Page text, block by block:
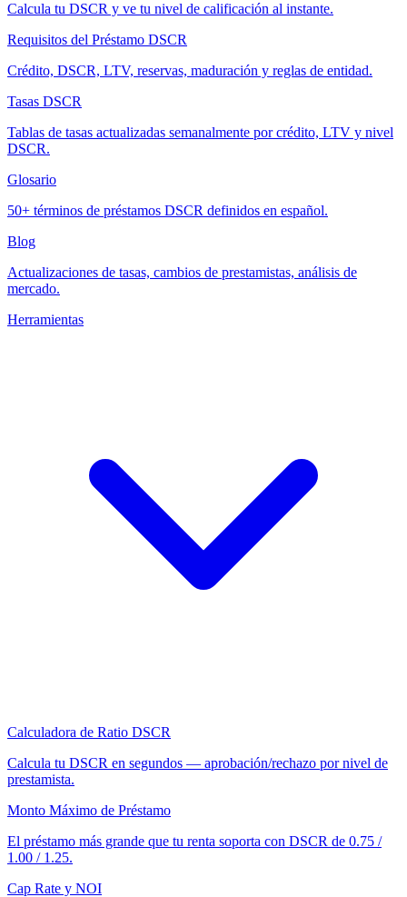
Calcula tu DSCR y ve tu nivel de calificación al instante.
Requisitos del Préstamo DSCR
Crédito, DSCR, LTV, reservas, maduración y reglas de entidad.
Tasas DSCR
Tablas de tasas actualizadas semanalmente por crédito, LTV y nivel
DSCR.
Glosario
50+ términos de préstamos DSCR definidos en español.
Blog
Actualizaciones de tasas, cambios de prestamistas, análisis de
mercado.
Herramientas
Calculadora de Ratio DSCR
Calcula tu DSCR en segundos — aprobación/rechazo por nivel de
prestamista.
Monto Máximo de Préstamo
El préstamo más grande que tu renta soporta con DSCR de 0.75 /
1.00 / 1.25.
Cap Rate y NOI